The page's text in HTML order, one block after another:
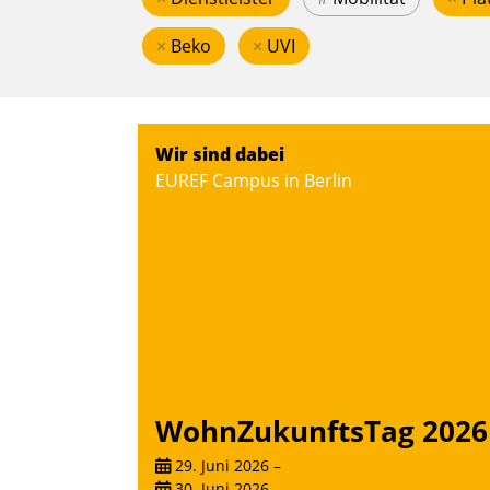
× Beko × UVI
Wir sind dabei
EUREF Campus in Berlin
WohnZukunftsTag 2026
29. Juni 2026 –